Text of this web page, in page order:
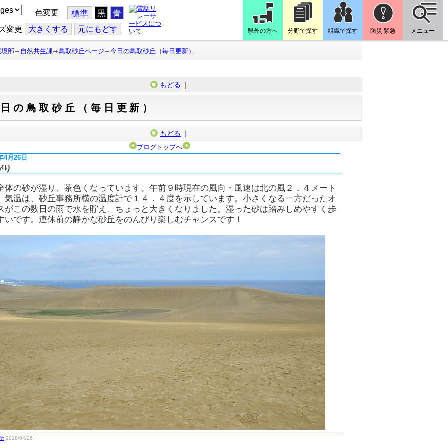
色変更 標準 黒 青
変更 大きくする 元にもどす 県外の方へ 分野で探す 組織で探す 防災 緊急 メニュー
境部 自然共生課 鳥取砂丘ページ 今日の鳥取砂丘（毎日更新）
もどる ｜
の鳥取砂丘（毎日更新）
もどる ｜
ブログトップへ
4月26日
り
体の砂が湿り、茶色くなっています。午前９時現在の風向・風速は北の風２．４メート
気温は、砂丘事務所横の温度計で１４．４度を示しています。小さくなる一方だったオ
がこの数日の雨で水を貯え、ちょっと大きくなりました。湿った砂は踏みしめやすく歩
いです。連休前の静かな砂丘をのんびり楽しむチャンスです！
2018/04/26